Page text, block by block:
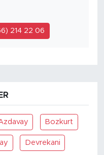
214 22 06
Bozkurt
Devrekani